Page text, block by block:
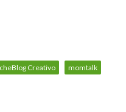
Creativo momtalk